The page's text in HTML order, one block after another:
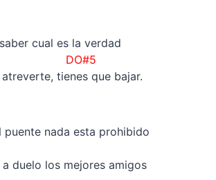
cual es la verdad
tienes que bajar.
puente nada esta prohibido
duelo los mejores amigos